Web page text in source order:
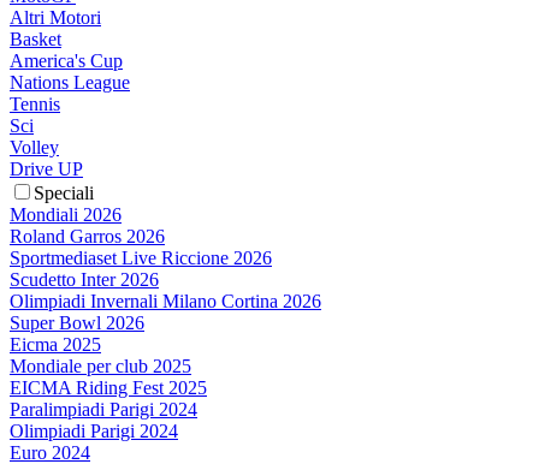
Altri Motori
Basket
America's Cup
Nations League
Tennis
Sci
Volley
Drive UP
Speciali
Mondiali 2026
Roland Garros 2026
Sportmediaset Live Riccione 2026
Scudetto Inter 2026
Olimpiadi Invernali Milano Cortina 2026
Super Bowl 2026
Eicma 2025
Mondiale per club 2025
EICMA Riding Fest 2025
Paralimpiadi Parigi 2024
Olimpiadi Parigi 2024
Euro 2024